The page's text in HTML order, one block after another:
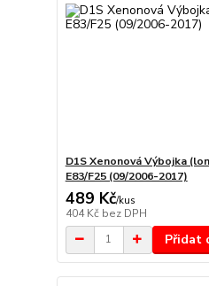
D1S Xenonová Výbojka
E83/F25 (09/2006-2017)
489 Kč/kus
404 Kč bez DPH
Přidat